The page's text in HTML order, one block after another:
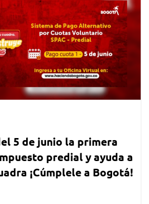
5 de junio la primera
predial y ayuda a
¡Cúmplele a Bogotá!